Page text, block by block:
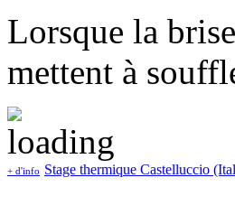
Lorsque la
mettent à
+ d'info Stage thermique Castelluccio